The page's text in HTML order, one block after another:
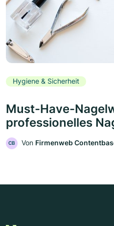
Hygiene & Sicherheit
Must-Have-
professionelles
CB Von Firmenweb